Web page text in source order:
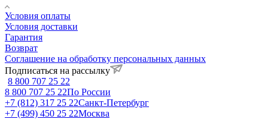
Условия оплаты
Условия доставки
Гарантия
Возврат
Соглашение на обработку персональных данных
Подписаться на рассылку
8 800 707 25 22
8 800 707 25 22По России
+7 (812) 317 25 22Санкт-Петербург
+7 (499) 450 25 22Москва